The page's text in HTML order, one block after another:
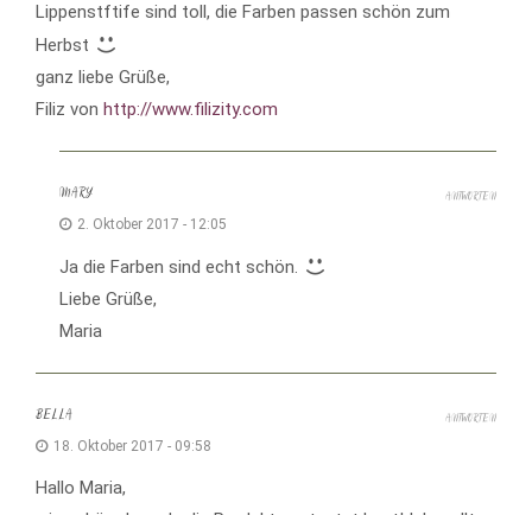
Lippenstftife sind toll, die Farben passen schön zum
Herbst
ganz liebe Grüße,
Filiz von http://www.filizity.com
MARY
2. Oktober 2017 - 12:05
Ja die Farben sind echt schön.
Liebe Grüße,
Maria
ANTWORTEN
BELLA
18. Oktober 2017 - 09:58
Hallo Maria,
ANTWORTEN